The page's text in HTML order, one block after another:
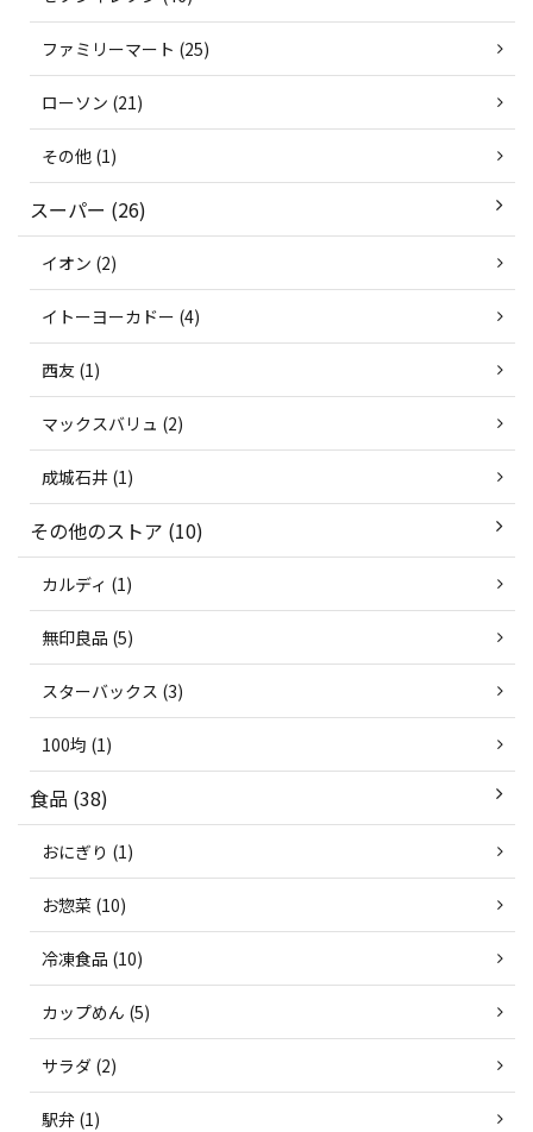
ファミリーマート (25)
ローソン (21)
その他 (1)
スーパー (26)
イオン (2)
イトーヨーカドー (4)
西友 (1)
マックスバリュ (2)
成城石井 (1)
その他のストア (10)
カルディ (1)
無印良品 (5)
スターバックス (3)
100均 (1)
食品 (38)
おにぎり (1)
お惣菜 (10)
冷凍食品 (10)
カップめん (5)
サラダ (2)
駅弁 (1)